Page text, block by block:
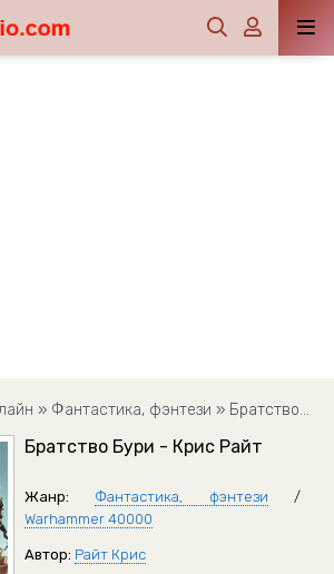
» Фантастика, фэнтези » Братство Бури - Крис Райт
Братство Бури - Крис Райт
Жанр: Фантастика, фэнтези /
Warhammer 40000
Автор: Райт Крис